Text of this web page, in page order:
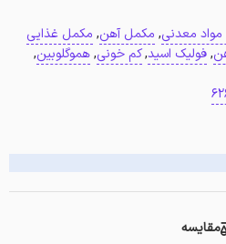
مواد معدنی, مکمل آهن, مکمل غذایی
,فولیک اسید,کم خونی,هموگلوبین,
مقایسه